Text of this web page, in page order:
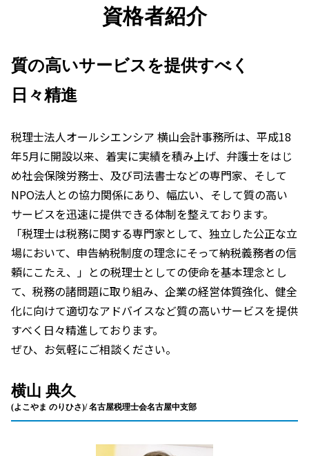
資格者紹介
質の高いサービスを提供すべく
日々精進
税理士法人オールシエンシア 横山会計事務所は、平成18
年5月に開設以来、着実に実績を積み上げ、弁護士をはじ
め社会保険労務士、及び司法書士などの専門家、そして
NPO法人との協力関係にあり、幅広い、そして質の高い
サービスを迅速に提供できる体制を整えております。
「税理士は税務に関する専門家として、独立した公正な立
場において、申告納税制度の理念にそって納税義務者の信
頼にこたえ、」との税理士としての使命を基本理念とし
て、税務の諸問題に取り組み、企業の経営体質強化、健全
化に向けて適切なアドバイスなど質の高いサービスを提供
すべく日々精進しております。
ぜひ、お気軽にご相談ください。
横山 典久
(よこやま のりひさ)/ 名古屋税理士会名古屋中支部